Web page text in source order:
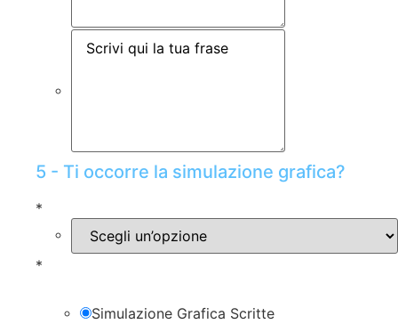
5 - Ti occorre la simulazione grafica?
*
*
Simulazione Grafica Scritte